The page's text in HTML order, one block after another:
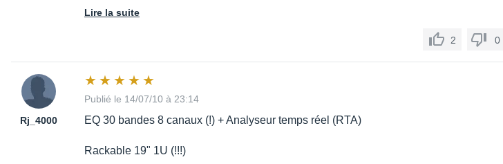
Lire la suite
2 0
Rj_4000
Publié le 14/07/10 à 23:14
EQ 30 bandes 8 canaux (!) + Analyseur temps réel (RTA)
Rackable 19" 1U (!!!)